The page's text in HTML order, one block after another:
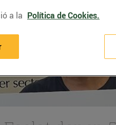
a la Política de Cookies.